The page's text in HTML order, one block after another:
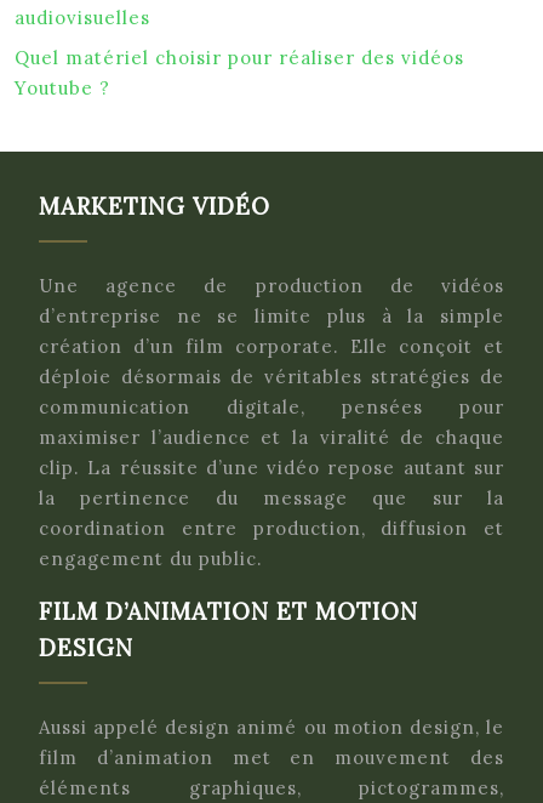
audiovisuelles
Quel matériel choisir pour réaliser des vidéos
Youtube ?
MARKETING VIDÉO
Une agence de production de vidéos
d’entreprise ne se limite plus à la simple
création d’un film corporate. Elle conçoit et
déploie désormais de véritables stratégies de
communication digitale, pensées pour
maximiser l’audience et la viralité de chaque
clip. La réussite d’une vidéo repose autant sur
la pertinence du message que sur la
coordination entre production, diffusion et
engagement du public.
FILM D’ANIMATION ET MOTION
DESIGN
Aussi appelé design animé ou motion design, le
film d’animation met en mouvement des
éléments graphiques, pictogrammes,